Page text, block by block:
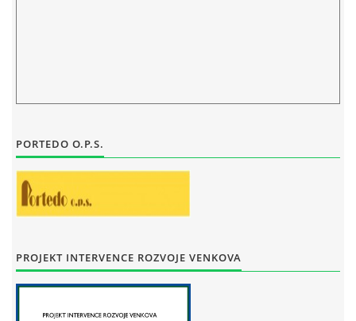
STAŇKOV
© 2026 eStránky.cz |Tisk|Aktualizováno: 29. 7. 2026
PORTEDO O.P.S.
PROJEKT INTERVENCE ROZVOJE VENKOVA